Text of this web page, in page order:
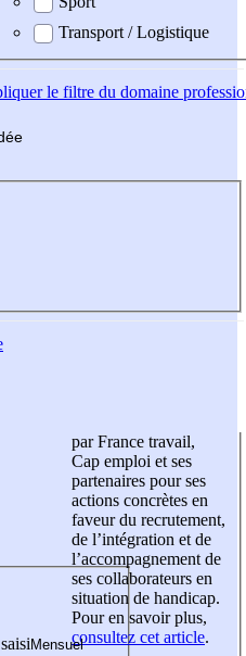
Transport / Logistique
le filtre du domaine
par France travail,
Cap emploi et ses
partenaires pour ses
actions concrètes en
faveur du recrutement,
de l’intégration et de
l’accompagnement de
ses collaborateurs en
situation de handicap.
Pour en savoir plus,
consultez cet article.